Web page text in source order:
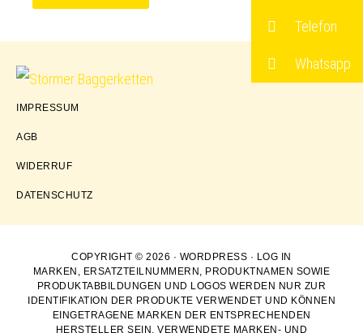
Störmer
IMPRESSUM
AGB
WIDERRUF
DATENSCHUTZ
COPYRIGHT © 2026 · WORDPRESS · LOG IN
MARKEN, ERSATZTEILNUMMERN, PRODUKTNAMEN SOWIE
PRODUKTABBILDUNGEN UND LOGOS WERDEN NUR ZUR
IDENTIFIKATION DER PRODUKTE VERWENDET UND KÖNNEN
EINGETRAGENE MARKEN DER ENTSPRECHENDEN
HERSTELLER SEIN. VERWENDETE MARKEN- UND
Telefon
Whatsapp